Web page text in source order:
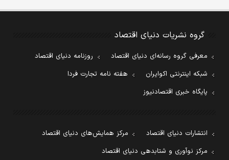
گروه نشریات دنیای اقتصاد
معرفی گروه رسانه‌ای دنیای اقتصاد
روزنامه دنیای اقتصاد
شبکه اینترنتی اکوایران
هفته نامه تجارت فردا
پایگاه خبری اقتصادنیوز
انتشارات دنیای اقتصاد
مرکز همایش‌های دنیای اقتصاد
مرکز نوآوری و شتابدهی دنیای اقتصاد